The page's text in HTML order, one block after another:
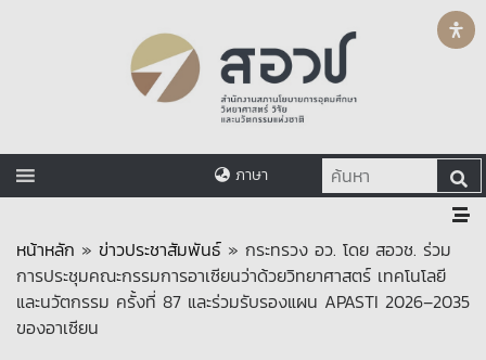
ภาษา
หน้าหลัก » ข่าวประชาสัมพันธ์ » กระทรวง อว. โดย สอวช. ร่วม
การประชุมคณะกรรมการอาเซียนว่าด้วยวิทยาศาสตร์ เทคโนโลยี
และนวัตกรรม ครั้งที่ 87 และร่วมรับรองแผน APASTI 2026–2035
ของอาเซียน